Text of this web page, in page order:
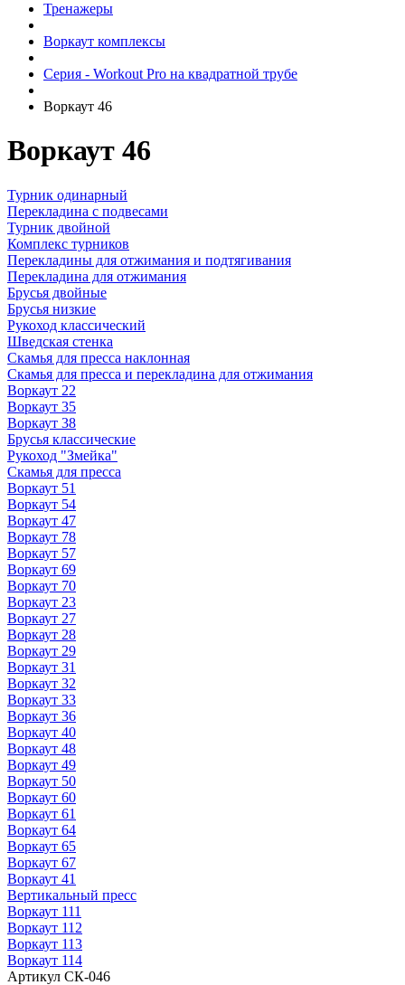
Тренажеры
Воркаут комплексы
Серия - Workout Pro на квадратной трубе
Воркаут 46
Воркаут 46
Турник одинарный
Перекладина с подвесами
Турник двойной
Комплекс турников
Перекладины для отжимания и подтягивания
Перекладина для отжимания
Брусья двойные
Брусья низкие
Рукоход классический
Шведская стенка
Скамья для пресса наклонная
Скамья для пресса и перекладина для отжимания
Воркаут 22
Воркаут 35
Воркаут 38
Брусья классические
Рукоход "Змейка"
Скамья для пресса
Воркаут 51
Воркаут 54
Воркаут 47
Воркаут 78
Воркаут 57
Воркаут 69
Воркаут 70
Воркаут 23
Воркаут 27
Воркаут 28
Воркаут 29
Воркаут 31
Воркаут 32
Воркаут 33
Воркаут 36
Воркаут 40
Воркаут 48
Воркаут 49
Воркаут 50
Воркаут 60
Воркаут 61
Воркаут 64
Воркаут 65
Воркаут 67
Воркаут 41
Вертикальный пресс
Воркаут 111
Воркаут 112
Воркаут 113
Воркаут 114
Артикул СК-046